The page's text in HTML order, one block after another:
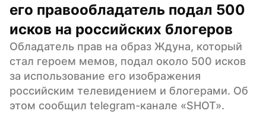
его правообладатель подал 500
исков на российских блогеров
Обладатель прав на образ Ждуна, который
стал героем мемов, подал около 500 исков
за использование его изображения
российским телевидением и блогерами. Об
этом сообщил telegram-канале «SHOT».